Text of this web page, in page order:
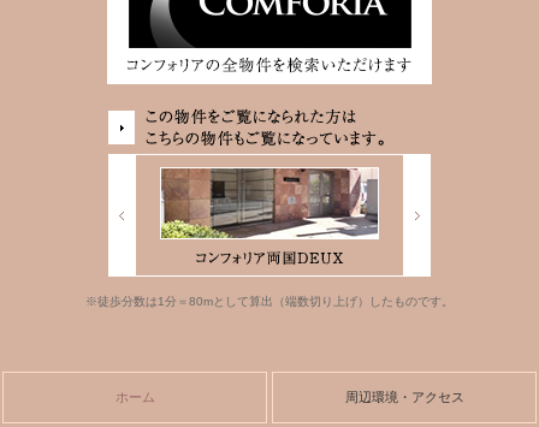
※徒歩分数は1分＝80mとして算出（端数切り上げ）したものです。
ホーム 周辺環境・アクセス